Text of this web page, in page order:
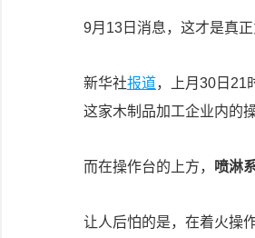
9月13日消息，这才是真
新华社报道，上月30日21
这家木制品加工企业内的操
而在操作台的上方， 喷淋
让人后怕的是，在着火操